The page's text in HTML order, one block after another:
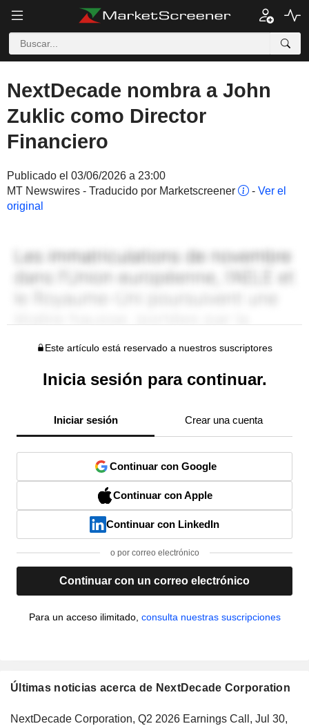
NextDecade nombra a John
Zuklic como Director
Financiero
Publicado el 03/06/2026 a 23:00
MT Newswires - Traducido por Marketscreener
- Ver el
original
Este artículo está reservado a nuestros suscriptores
Inicia sesión para continuar.
Iniciar sesión Crear una cuenta
Continuar con Google
Continuar con Apple
Continuar con LinkedIn
o por correo electrónico
Continuar con un correo electrónico
Para un acceso ilimitado, consulta nuestras suscripciones
Últimas noticias acerca de NextDecade Corporation
NextDecade Corporation, Q2 2026 Earnings Call, Jul 30,